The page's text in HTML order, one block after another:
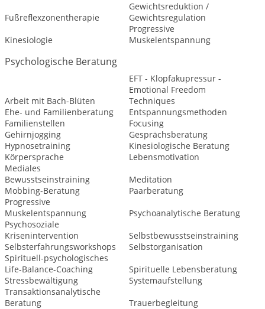
Fußreflexzonentherapie
Gewichtsreduktion /
Gewichtsregulation
Kinesiologie
Progressive
Muskelentspannung
Psychologische Beratung
Arbeit mit Bach-Blüten
EFT - Klopfakupressur -
Emotional Freedom
Techniques
Ehe- und Familienberatung
Entspannungsmethoden
Familienstellen
Focusing
Gehirnjogging
Gesprächsberatung
Hypnosetraining
Kinesiologische Beratung
Körpersprache
Lebensmotivation
Mediales
Bewusstseinstraining
Meditation
Mobbing-Beratung
Paarberatung
Progressive
Muskelentspannung
Psychoanalytische Beratung
Psychosoziale
Krisenintervention
Selbstbewusstseinstraining
Selbsterfahrungsworkshops
Selbstorganisation
Spirituell-psychologisches
Life-Balance-Coaching
Spirituelle Lebensberatung
Stressbewältigung
Systemaufstellung
Transaktionsanalytische
Beratung
Trauerbegleitung